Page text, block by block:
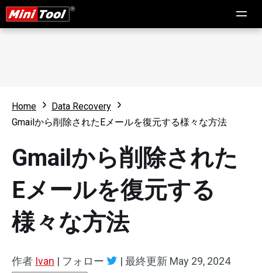
Home
Data Recovery
Gmailから削除されたEメールを復元する様々な方法
Gmailから削除された
Eメールを復元する
様々な方法
作者 Ivan | フォロー | 最終更新 May 29, 2024